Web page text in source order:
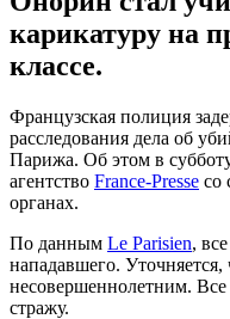
карикатуру на
классе.
Французская полиция
расследования дела об
Парижа. Об этом в
агентство France-Presse со
органах.
По данным Le Parisien,
нападавшего.
несовершеннолетним.
стражу.